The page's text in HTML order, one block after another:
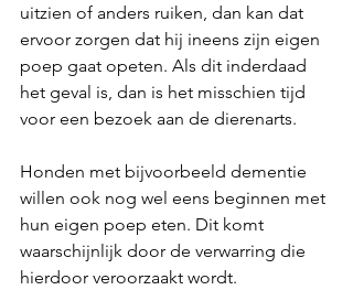
uitzien of anders ruiken, dan kan dat
ervoor zorgen dat hij ineens zijn eigen
poep gaat opeten. Als dit inderdaad
het geval is, dan is het misschien tijd
voor een bezoek aan de dierenarts.
Honden met bijvoorbeeld dementie
willen ook nog wel eens beginnen met
hun eigen poep eten. Dit komt
waarschijnlijk door de verwarring die
hierdoor veroorzaakt wordt.